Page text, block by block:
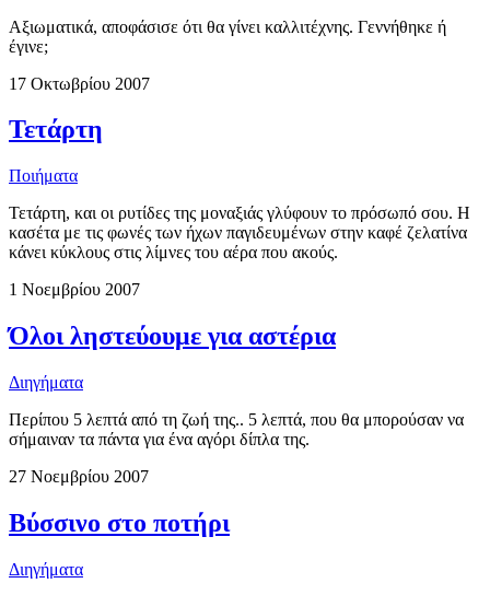
Αξιωματικά, αποφάσισε ότι θα γίνει καλλιτέχνης. Γεννήθηκε ή
έγινε;
17 Οκτωβρίου 2007
Τετάρτη
Ποιήματα
Τετάρτη, και οι ρυτίδες της μοναξιάς γλύφουν το πρόσωπό σου. Η
κασέτα με τις φωνές των ήχων παγιδευμένων στην καφέ ζελατίνα
κάνει κύκλους στις λίμνες του αέρα που ακούς.
1 Νοεμβρίου 2007
Όλοι ληστεύουμε για αστέρια
Διηγήματα
Περίπου 5 λεπτά από τη ζωή της.. 5 λεπτά, που θα μπορούσαν να
σήμαιναν τα πάντα για ένα αγόρι δίπλα της.
27 Νοεμβρίου 2007
Βύσσινο στο ποτήρι
Διηγήματα